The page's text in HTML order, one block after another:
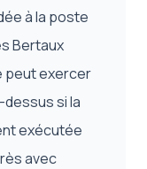
à la poste
Bertaux
peut exercer
si la
exécutée
avec